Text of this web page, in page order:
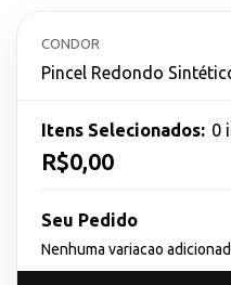
CONDOR
Pincel Redondo
Itens Selecionados: 0
R$0,00
Seu Pedido
Nenhuma variacao